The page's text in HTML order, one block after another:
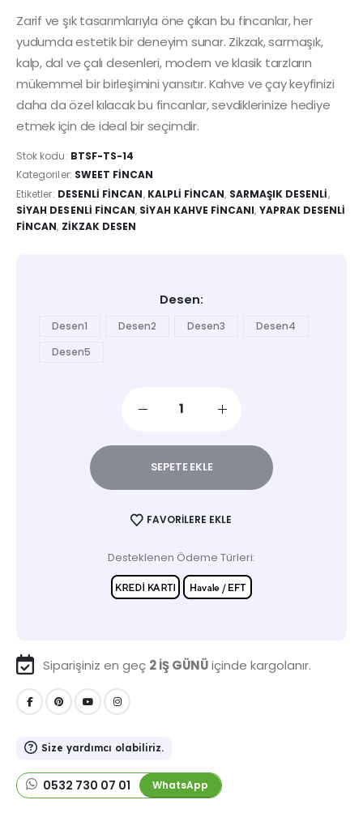
Zarif ve şık tasarımlarıyla öne çıkan bu fincanlar, her
yudumda estetik bir deneyim sunar. Zikzak, sarmaşık,
kalp, dal ve çalı desenleri, modern ve klasik tarzların
mükemmel bir birleşimini yansıtır. Kahve ve çay keyfinizi
daha da özel kılacak bu fincanlar, sevdiklerinize hediye
etmek için de ideal bir seçimdir.
Stok kodu: BTSF-TS-14
Kategoriler: SWEET FINCAN
Etiketler: DESENLI FINCAN, KALPLI FINCAN, SARMAŞIK DESENLI,
SIYAH DESENLI FINCAN, SIYAH KAHVE FINCANI, YAPRAK DESENLI
FINCAN, ZIKZAK DESEN
Desen
Desen1 Desen2 Desen3
Desen4
Desen5
SEPETE EKLE
FAVORILERE EKLE
Desteklenen Ödeme Türleri:
Siparişiniz en geç 2 İŞ GÜNÜiçinde kargolanır.
Size yardımcı olabiliriz.
0532 730 07 01 WhatsApp